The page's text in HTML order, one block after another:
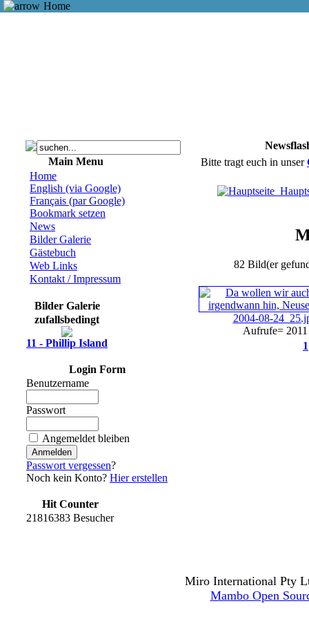
Home
Main Menu
Home
English (via Google)
Français (par Google)
Bookmark setzen
News
Bilder Galerie
Gästebuch
Web Links
Kontakt / Impressum
Bilder Galerie
zufallsbedingt
11 - Phillip Island
Login Form
Benutzername
Passwort
Angemeldet bleiben
Passwort vergessen?
Noch kein Konto? Hier erstellen
Hit Counter
21816383 Besucher
Bitte tragt euch in unser
82 Bild(er
2004-08-
Aufrufe= 2011
1
Miro International Pty
Mambo Open